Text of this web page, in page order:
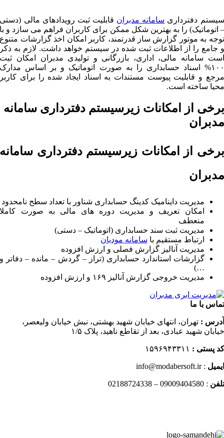
سیستم دفترداری سامانه مدبران قابلیت ثبت رویدادهای مالی (دستی
– اتوماتیک) را به بهترین شکل ممکن برای کاربران فراهم می سازد و با
توجه به موتور گزارش ساز قدرتمند، کاربر امکان اخذ گزارشات متنوع
و جامع را از اطلاعات ثبت شده در سیستم خواهد داشت. لازم به ذکر
است سامانه مالی، اداری، بازرگانی و تولیدی مدبران امکان ثبت
۱۰۰% اسناد حسابداری را به صورت اتوماتیک و بر اساس مدارک
مرجع و قابلیت پیوست مستندات به اسناد ایجاد شده را برای کاربر
محیا ساخته است.
برخی از امکانات زیرسیستم دفترداری سامانه
مدبران
برخی از امکانات زیرسیستم دفترداری سامانه
مدبران
مدیریت داینامیک کدینگ حسابداری شناور با تعداد سطح نامحدود
امکان تعریف و مدیریت دوره های مالی به صورت کاملا
منعطف
مدیریت ثبت سند حسابداری (اتوماتیک – دستی)
ارتباط مستقیم با سامانه مودیان
مدیریت آنالیز گزارش فصلی و ارزش افزوده
گزارشات استاندارد حسابداری (تراز – گردش – مانده – دفاتر و
…)
مدیریت خروجی گزارش آنالیز ۱۶۹ و ارزش افزوده
تماس با ما
آدرس :تهران، انتهای خیابان شهید بهشتی، نبش خیابان ولیعصر،
خیابان شهید عبادی، بعد از تقاطع ناهید، پلاک ۱/۵
کد پستی : ۱۵۹۶۹۴۳۳۱۱
ایمیل : info@modabersoft.ir
تلفن : 09009404580 – 02188724338